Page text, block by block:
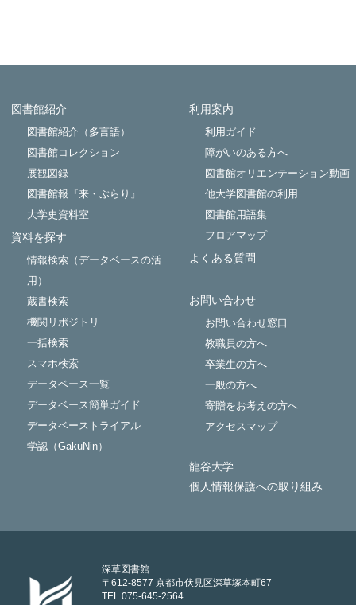
図書館紹介
図書館紹介（多言語）
図書館コレクション
展観図録
図書館報『来・ぶらり』
大学史資料室
資料を探す
情報検索（データベースの活
用）
蔵書検索
機関リポジトリ
一括検索
スマホ検索
データベース一覧
データベース簡単ガイド
データベーストライアル
学認（GakuNin）
利用案内
利用ガイド
障がいのある方へ
図書館オリエンテーション動画
他大学図書館の利用
図書館用語集
フロアマップ
よくある質問
お問い合わせ
お問い合わせ窓口
教職員の方へ
卒業生の方へ
一般の方へ
寄贈をお考えの方へ
アクセスマップ
龍谷大学
個人情報保護への取り組み
深草図書館
〒612-8577 京都市伏見区深草塚本町67
TEL 075-645-2564
Powered by NetCommons